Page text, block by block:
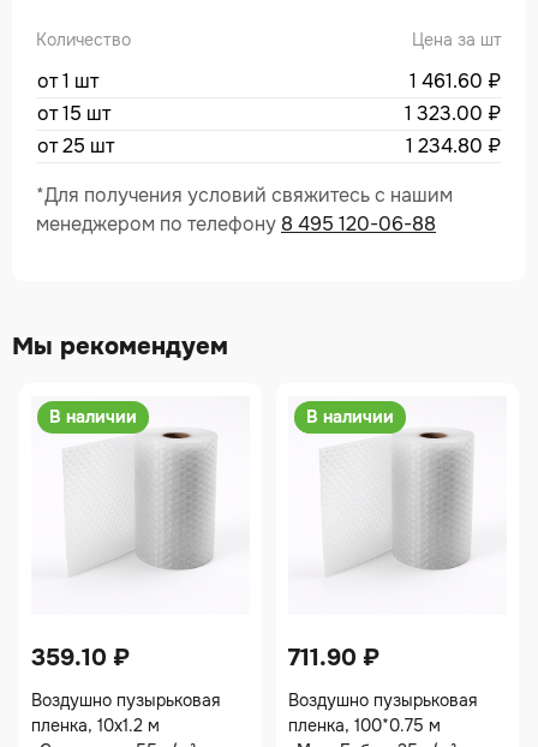
Количество Цена за шт
от 1 шт 1 461.60 ₽
от 15 шт
1 323.00 ₽
от 25 шт
1 234.80 ₽
*Для получения условий свяжитесь с нашим
менеджером по телефону 8 495 120-06-88
Мы рекомендуем
В наличии
359.10 ₽
Воздушно пузырьковая
пленка, 10х1.2 м
В наличии
711.90 ₽
Воздушно пузырьковая
пленка, 100*0.75 м